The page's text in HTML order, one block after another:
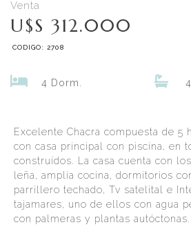
Venta
U$S 312.000
CODIGO: 2708
4 Dorm.
Excelente Chacra compuesta de 5
con casa principal con piscina, en
construídos. La casa cuenta con
leña, amplia cocina, dormitorios
parrillero techado, Tv satelital e
tajamares, uno de ellos con agua
con palmeras y plantas